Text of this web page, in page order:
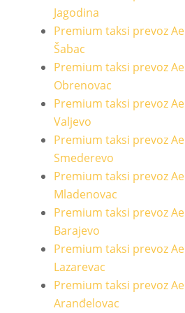
Jagodina
Premium taksi prevoz
Šabac
Premium taksi prevoz
Obrenovac
Premium taksi prevoz
Valjevo
Premium taksi prevoz
Smederevo
Premium taksi prevoz
Mladenovac
Premium taksi prevoz
Barajevo
Premium taksi prevoz
Lazarevac
Premium taksi prevoz
Aranđelovac